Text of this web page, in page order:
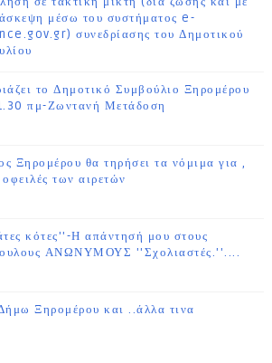
μέσω του συστήματος e-
συνεδρίασης του Δημοτικού
το Δημοτικό Συμβούλιο Ξηρομέρου
πμ-Ζωντανή Μετάδοση
Ξηρομέρου θα τηρήσει τα νόμιμα για ,
των αιρετών
κότες''-Η απάντησή μου στους
ΑΝΩΝΥΜΟΥΣ ''Σχολιαστές.''....
Ξηρομέρου και ..άλλα τινα